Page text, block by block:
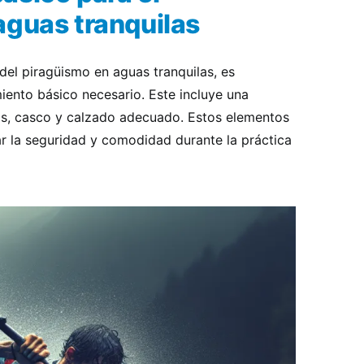
tranquilas
piragüismo en aguas tranquilas, es
básico necesario. Este incluye una
casco y calzado adecuado. Estos elementos
la seguridad y comodidad durante la práctica